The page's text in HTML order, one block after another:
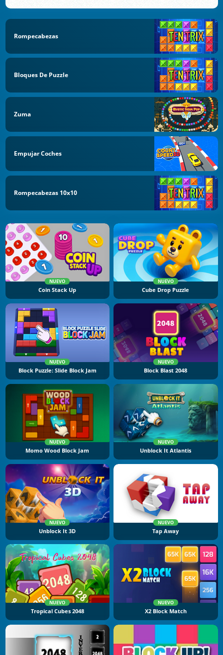
Rompecabezas
Bloques De Puzzle
Zuma
Empujar Coches
Rompecabezas 10x10
NUEVO
Coin Stack Up
NUEVO
Cube Drop Puzzle
NUEVO
Block Puzzle: Slide Block Jam
NUEVO
Block Blast 2048
NUEVO
Momo Wood Block Jam
NUEVO
Unblock It Atlantis
NUEVO
Unblock It 3D
NUEVO
Tap Away
NUEVO
Tropical Cubes 2048
NUEVO
X2 Block Match